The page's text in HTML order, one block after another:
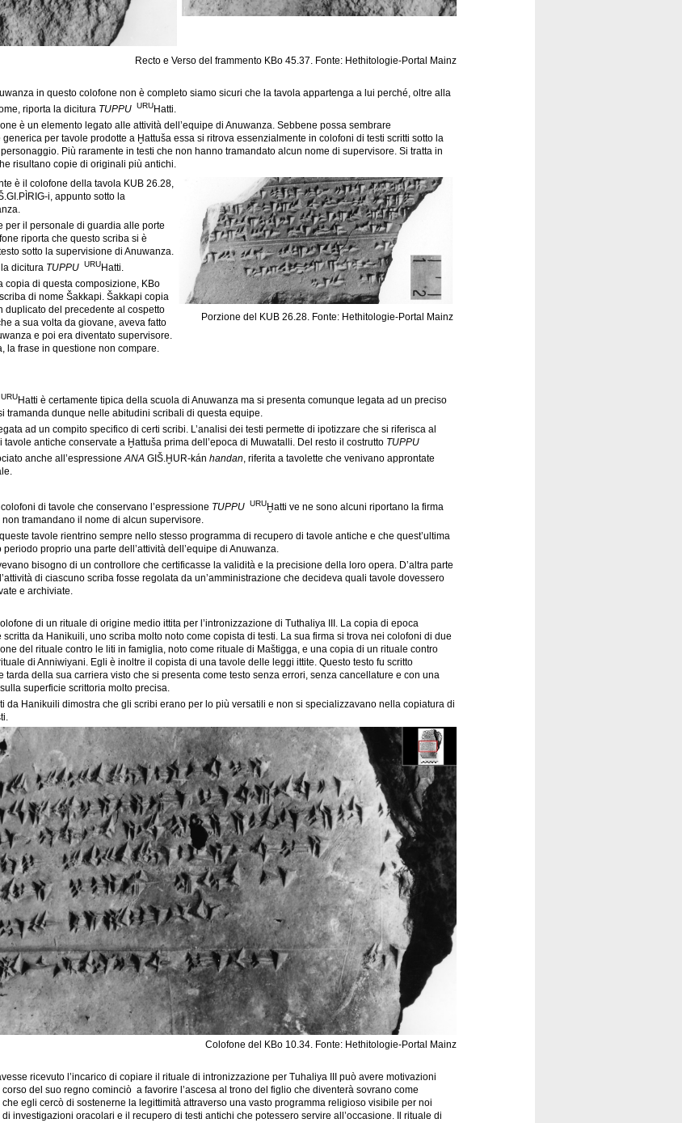
Recto e Verso del frammento KBo 45.37. Fonte: Hethitologie-Portal Mainz
in questo colofone non è completo siamo sicuri che la tavola appartenga a lui perché, oltre alla
riporta la dicitura TUPPU URUHatti.
è un elemento legato alle attività dell’equipe di Anuwanza. Sebbene possa sembrare
generica per tavole prodotte a Ḫattuša essa si ritrova essenzialmente in colofoni di testi scritti sotto la
Più raramente in testi che non hanno tramandato alcun nome di supervisore. Si tratta in
risultano copie di originali più antichi.
è il colofone della tavola KUB 26.28,
i, appunto sotto la
per il personale di guardia alle porte
riporta che questo scriba si è
sotto la supervisione di Anuwanza.
dicitura TUPPU URUHatti.
copia di questa composizione, KBo
di nome Šakkapi. Šakkapi copia
duplicato del precedente al cospetto
a sua volta da giovane, aveva fatto
e poi era diventato supervisore.
la frase in questione non compare.
Porzione del KUB 26.28. Fonte: Hethitologie-Portal Mainz
URUHatti è certamente tipica della scuola di Anuwanza ma si presenta comunque legata ad un preciso
tramanda dunque nelle abitudini scribali di questa equipe.
ad un compito specifico di certi scribi. L’analisi dei testi permette di ipotizzare che si riferisca al
antiche conservate a Ḫattuša prima dell’epoca di Muwatalli. Del resto il costrutto TUPPU
anche all’espressioneANA GIŠ.ḪUR-kán handan, riferita a tavolette che venivano approntate
di tavole che conservano l’espressione TUPPU URUḪatti ve ne sono alcuni riportano la firma
tramandano il nome di alcun supervisore.
tavole rientrino sempre nello stesso programma di recupero di tavole antiche e che quest’ultima
proprio una parte dell’attività dell’equipe di Anuwanza.
bisogno di un controllore che certificasse la validità e la precisione della loro opera. D’altra parte
di ciascuno scriba fosse regolata da un’amministrazione che decideva quali tavole dovessero
e archiviate.
di un rituale di origine medio ittita per l’intronizzazione di Tuthaliya III. La copia di epoca
da Hanikuili, uno scriba molto noto come copista di testi. La sua firma si trova nei colofoni di due
del rituale contro le liti in famiglia, noto come rituale di Maštigga, e una copia di un rituale contro
di Anniwiyani. Egli è inoltre il copista di una tavole delle leggi ittite. Questo testo fu scritto
tarda della sua carriera visto che si presenta come testo senza errori, senza cancellature e con una
superficie scrittoria molto precisa.
da Hanikuili dimostra che gli scribi erano per lo più versatili e non si specializzavano nella copiatura di
Colofone del KBo 10.34. Fonte: Hethitologie-Portal Mainz
ricevuto l’incarico di copiare il rituale di intronizzazione per Tuhaliya III può avere motivazioni
del suo regno cominciò a favorire l’ascesa al trono del figlio che diventerà sovrano come
egli cercò di sostenerne la legittimità attraverso una vasto programma religioso visibile per noi
investigazioni oracolari e il recupero di testi antichi che potessero servire all’occasione. Il rituale di